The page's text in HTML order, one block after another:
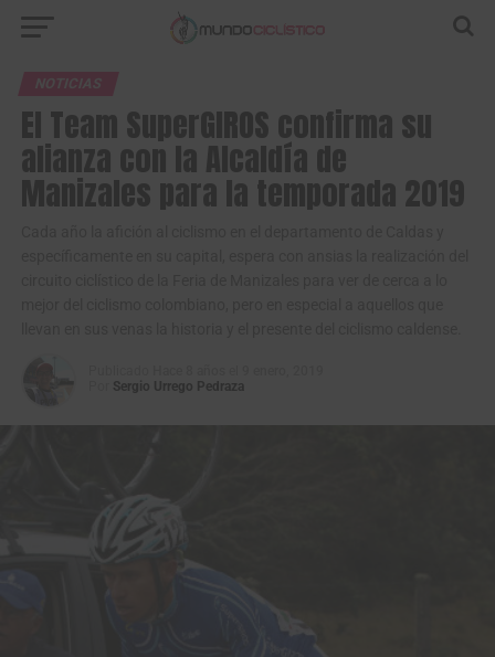
NOTICIAS
El Team SuperGIROS confirma su
alianza con la Alcaldía de
Manizales para la temporada 2019
Sergio Urrego Pedraza